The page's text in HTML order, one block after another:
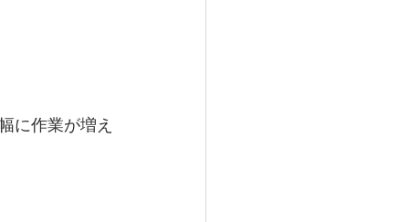
に作業が増え